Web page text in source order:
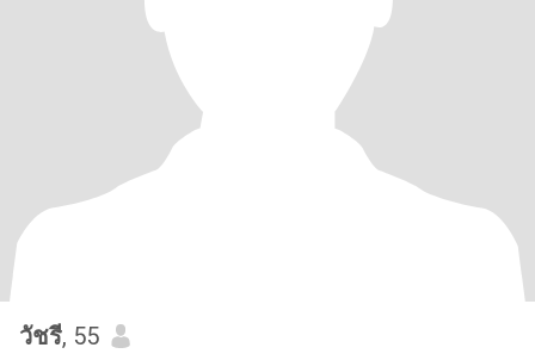
วัชรี, 55